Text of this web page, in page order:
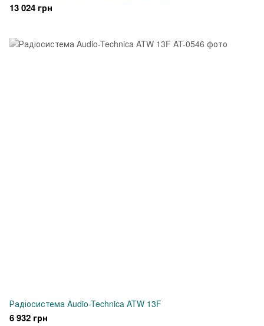
13 024 грн
Радіосистема Audio-Technica ATW 13F
6 932 грн